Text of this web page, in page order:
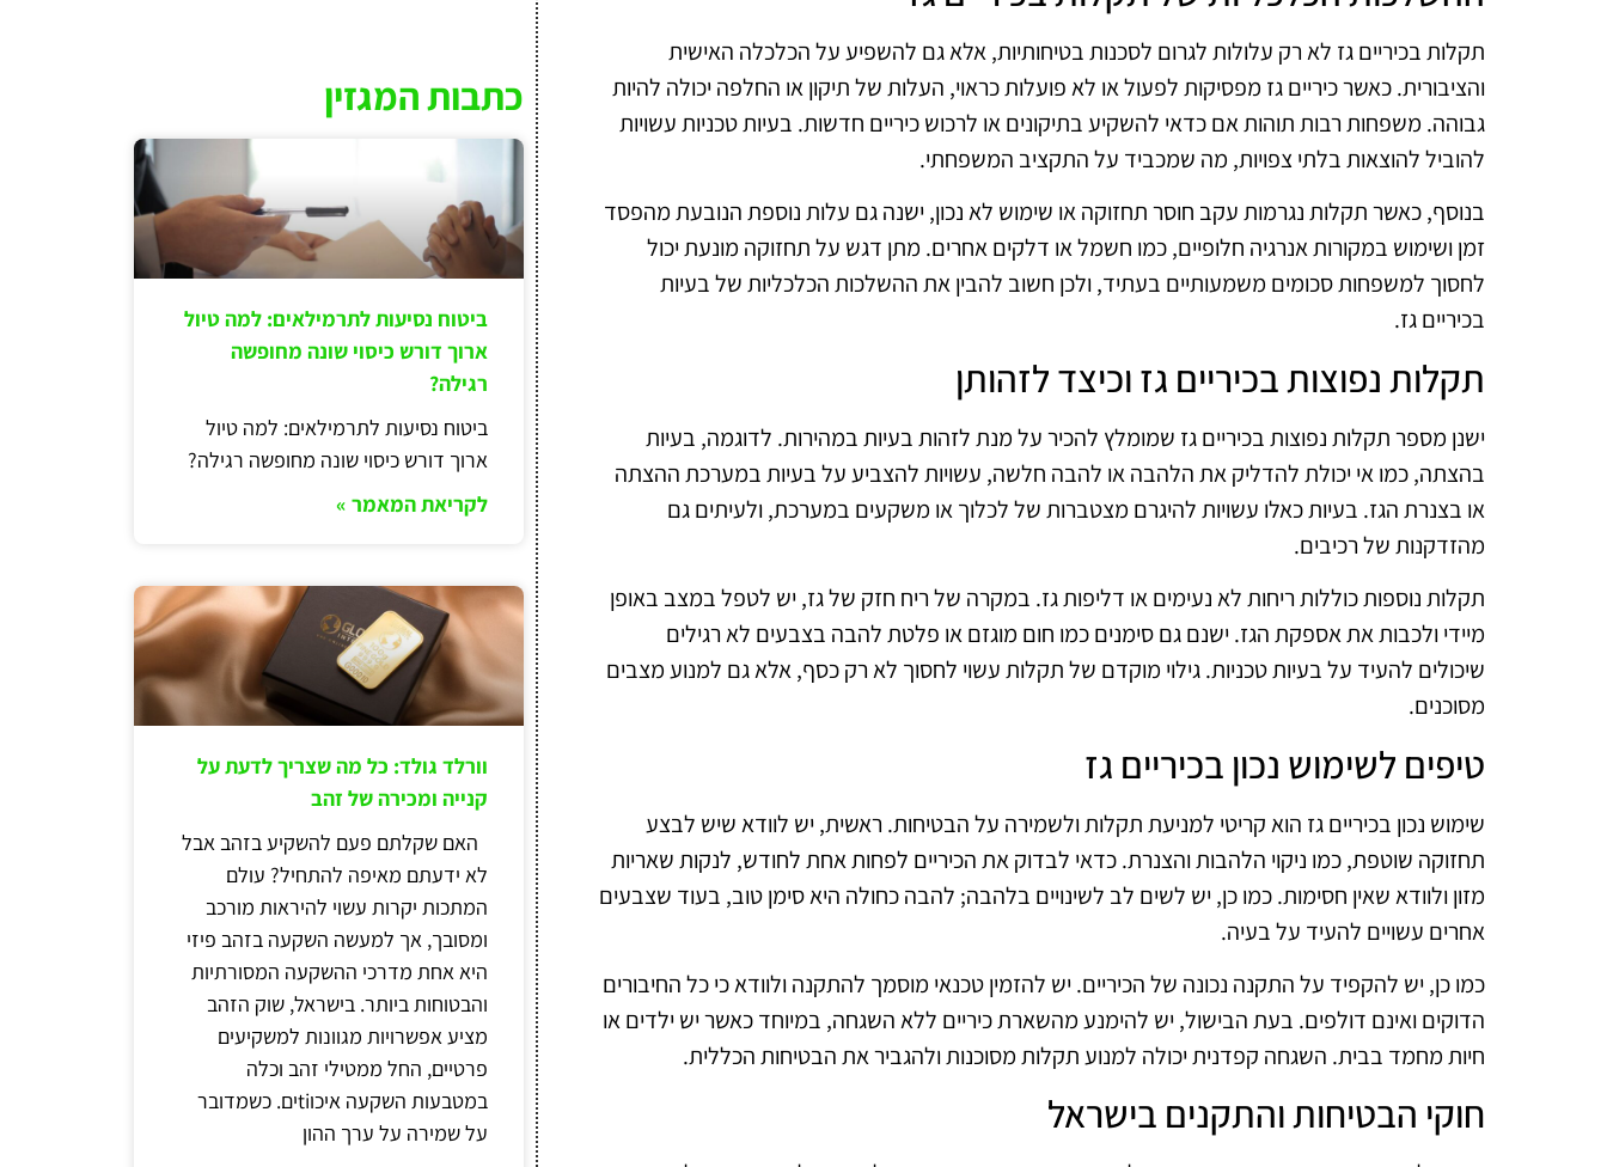
תקלות בכיריים גז לא רק עלולות לגרום לסכנות בטיחותיות, אלא גם להשפיע על הכלכלה האישית
והציבורית. כאשר כיריים גז מפסיקות לפעול או לא פועלות כראוי, העלות של תיקון או החלפה יכולה להיות
גבוהה. משפחות רבות תוהות אם כדאי להשקיע בתיקונים או לרכוש כיריים חדשות. בעיות טכניות עשויות
להוביל להוצאות בלתי צפויות, מה שמכביד על התקציב המשפחתי.
בנוסף, כאשר תקלות נגרמות עקב חוסר תחזוקה או שימוש לא נכון, ישנה גם עלות נוספת הנובעת מהפסד
זמן ושימוש במקורות אנרגיה חלופיים, כמו חשמל או דלקים אחרים. מתן דגש על תחזוקה מונעת יכול
לחסוך למשפחות סכומים משמעותיים בעתיד, ולכן חשוב להבין את ההשלכות הכלכליות של בעיות
בכיריים גז.
תקלות נפוצות בכיריים גז וכיצד לזהותן
ישנן מספר תקלות נפוצות בכיריים גז שמומלץ להכיר על מנת לזהות בעיות במהירות. לדוגמה, בעיות
בהצתה, כמו אי יכולת להדליק את הלהבה או להבה חלשה, עשויות להצביע על בעיות במערכת ההצתה
או בצנרת הגז. בעיות כאלו עשויות להיגרם מצטברות של לכלוך או משקעים במערכת, ולעיתים גם
מהזדקנות של רכיבים.
תקלות נוספות כוללות ריחות לא נעימים או דליפות גז. במקרה של ריח חזק של גז, יש לטפל במצב באופן
מיידי ולכבות את אספקת הגז. ישנם גם סימנים כמו חום מוגזם או פלטת להבה בצבעים לא רגילים
שיכולים להעיד על בעיות טכניות. גילוי מוקדם של תקלות עשוי לחסוך לא רק כסף, אלא גם למנוע מצבים
מסוכנים.
טיפים לשימוש נכון בכיריים גז
שימוש נכון בכיריים גז הוא קריטי למניעת תקלות ולשמירה על הבטיחות. ראשית, יש לוודא שיש לבצע
תחזוקה שוטפת, כמו ניקוי הלהבות והצנרת. כדאי לבדוק את הכיריים לפחות אחת לחודש, לנקות שאריות
מזון ולוודא שאין חסימות. כמו כן, יש לשים לב לשינויים בלהבה; להבה כחולה היא סימן טוב, בעוד שצבעים
אחרים עשויים להעיד על בעיה.
כמו כן, יש להקפיד על התקנה נכונה של הכיריים. יש להזמין טכנאי מוסמך להתקנה ולוודא כי כל החיבורים
הדוקים ואינם דולפים. בעת הבישול, יש להימנע מהשארת כיריים ללא השגחה, במיוחד כאשר יש ילדים או
חיות מחמד בבית. השגחה קפדנית יכולה למנוע תקלות מסוכנות ולהגביר את הבטיחות הכללית.
חוקי הבטיחות והתקנים בישראל
כתבות המגזין
ביטוח נסיעות לתרמילאים: למה טיול
ארוך דורש כיסוי שונה מחופשה
רגילה?
ביטוח נסיעות לתרמילאים: למה טיול
ארוך דורש כיסוי שונה מחופשה רגילה?
לקריאת המאמר »
וורלד גולד: כל מה שצריך לדעת על
קנייה ומכירה של זהב
האם שקלתם פעם להשקיע בזהב אבל
לא ידעתם מאיפה להתחיל? עולם
המתכות יקרות עשוי להיראות מורכב
ומסובך, אך למעשה השקעה בזהב פיזי
היא אחת מדרכי ההשקעה המסורתיות
והבטוחות ביותר. בישראל, שוק הזהב
מציע אפשרויות מגוונות למשקיעים
פרטיים, החל ממטילי זהב וכלה
במטבעות השקעה איכוtiים. כשמדובר
על שמירה על ערך ההון